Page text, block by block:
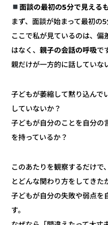
面談の最初の5分で見える
まず、面談が始まって最初の5
ここで私が見ているのは、
はなく、親子の会話の呼吸で
親だけが一方的に話していな
子どもが萎縮して黙り込んで
していないか？
子どもが自分のことを自分
を持っているか？
このあたりを観察するだけで
とどんな関わり方をしてきた
子どもが自分の失敗や弱点を
す。